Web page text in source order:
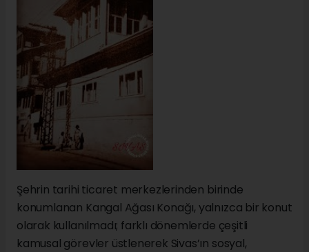
Şehrin tarihi ticaret merkezlerinden birinde
konumlanan Kangal Ağası Konağı, yalnızca bir konut
olarak kullanılmadı; farklı dönemlerde çeşitli
kamusal görevler üstlenerek Sivas’ın sosyal,